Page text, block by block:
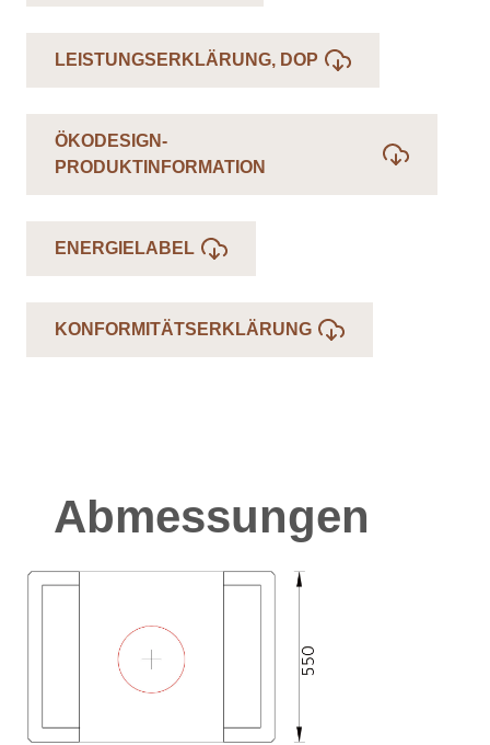
LEISTUNGSERKLÄRUNG, DOP
ÖKODESIGN-
PRODUKTINFORMATION
ENERGIELABEL
KONFORMITÄTSERKLÄRUNG
Abmessungen